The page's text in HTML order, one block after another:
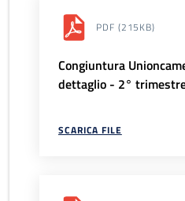
PDF (215KB)
Congiuntura
dettaglio - 2°
SCARICA FILE